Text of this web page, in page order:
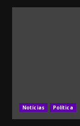
Notícias Política